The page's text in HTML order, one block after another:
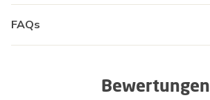
FAQs
Bewertungen